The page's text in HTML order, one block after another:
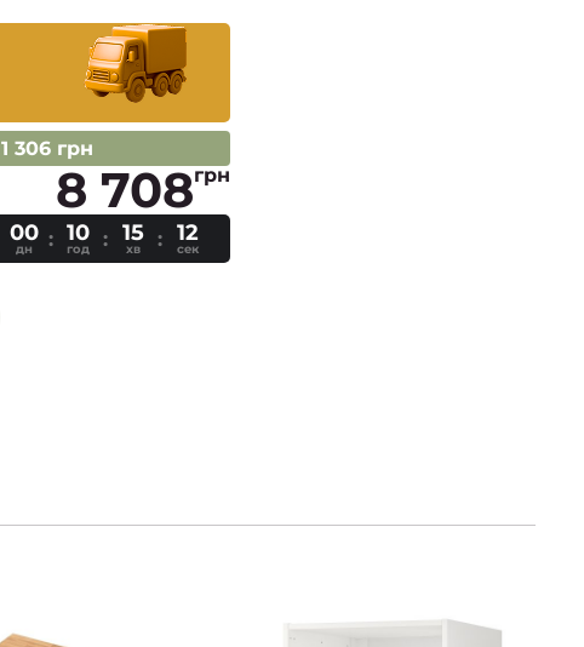
1 306 грн
8 708грн
00
дн
10
год
15
хв
11
сек